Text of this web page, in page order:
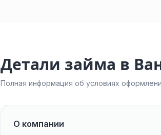
Детали займа в
Полная информация об условиях
О компании